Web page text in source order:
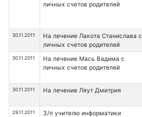
личных счетов родителей
30.11.2011
На лечение Лакота Станислава с
личных счетов родителей
30.11.2011
На лечение Мась Вадима с
личных счетов родителей
30.11.2011 На лечение Ляут Дмитрия
29.11.2011
З/п учителю информатики